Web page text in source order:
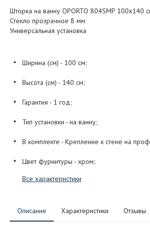
Шторка на ванну OPORTO 804SMP 100x140
Стекло прозрачное 8 мм
Универсальная установка
Ширина (см) - 100 см;
Высота (см) - 140 см;
Гарантия - 1 год;
Тип установки - на ванну;
В комплекте - Крепление к стене на
Цвет фурнитуры - хром;
Все характеристики
Описание Характеристики Отзывы